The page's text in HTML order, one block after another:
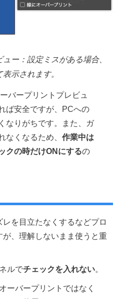
ー：設定ミスがある場合、
示されます。
バープリントプレビュ
ば安全ですが、PCへの
なりがちです。また、ガ
なくなるため、 作業中は
クの時だけONにするの
を目立たなくするなどプロ
、理解しないまま使うと重
ルでチェックを入れない。
ーバープリントではなく